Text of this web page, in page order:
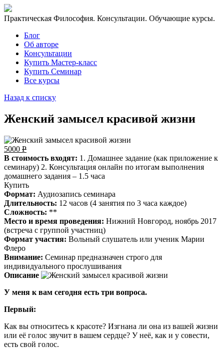
Практическая Философия. Консультации. Обучающие курсы.
Блог
Об авторе
Консультации
Купить Мастер-класс
Купить Семинар
Все курсы
Назад к списку
Женский замысел красивой жизни
5000 Р
В стоимость входят: 1. Домашнее задание (как приложение к
семинару) 2. Консультация онлайн по итогам выполнения
домашнего задания – 1.5 часа
Купить
Формат: Аудиозапись семинара
Длительность: 12 часов (4 занятия по 3 часа каждое)
Сложность: **
Место и время проведения: Нижний Новгород, ноябрь 2017
(встреча с группой участниц)
Формат участия: Вольный слушатель или ученик Марии
Флеро
Внимание: Семинар предназначен строго для
индивидуального прослушивания
Описание
У меня к вам сегодня есть три вопроса.
Первый:
Как вы относитесь к красоте? Изгнана ли она из вашей жизни
или её голос звучит в вашем сердце? У неё, как и у совести,
есть свой голос.